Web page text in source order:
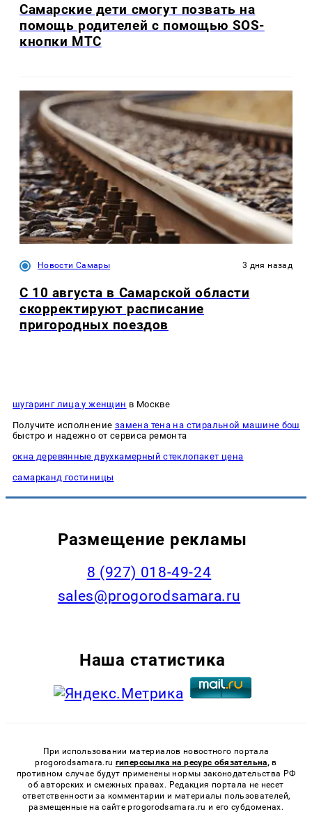
Самарские дети смогут позвать на
помощь родителей с помощью SOS-
кнопки МТС
Новости Самары 3 дня назад
С 10 августа в Самарской области
скорректируют расписание
пригородных поездов
шугаринг лица у женщин в Москве
Получите исполнение замена тена на стиральной машине бош
быстро и надежно от сервиса ремонта
окна деревянные двухкамерный стеклопакет цена
самарканд гостиницы
Размещение рекламы
8 (927) 018-49-24
sales@progorodsamara.ru
Наша статистика
При использовании материалов новостного портала
progorodsamara.ru гиперссылка на ресурс обязательна, в
противном случае будут применены нормы законодательства РФ
об авторских и смежных правах. Редакция портала не несет
ответственности за комментарии и материалы пользователей,
размещенные на сайте progorodsamara.ru и его субдоменах.